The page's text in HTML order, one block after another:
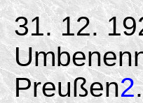
31. 12.
Preußen2.